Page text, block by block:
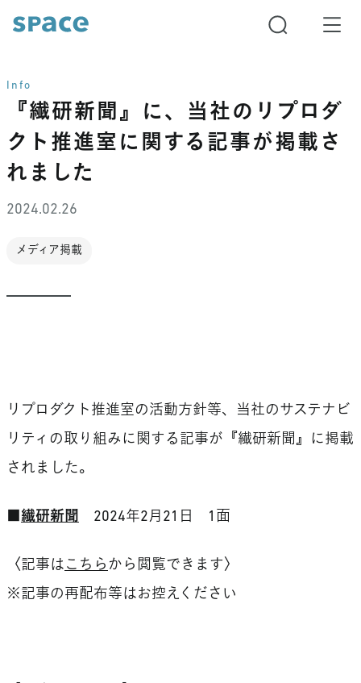
Info
『繊研新聞』に、当社のリプロダ
クト推進室に関する記事が掲載さ
れました
2024.02.26
メディア掲載
リプロダクト推進室の活動方針等、当社のサステナビ
リティの取り組みに関する記事が『繊研新聞』に掲載
されました。
■繊研新聞 2024年2月21日 1面
〈記事は こちら から閲覧できます〉
※記事の再配布等はお控えください